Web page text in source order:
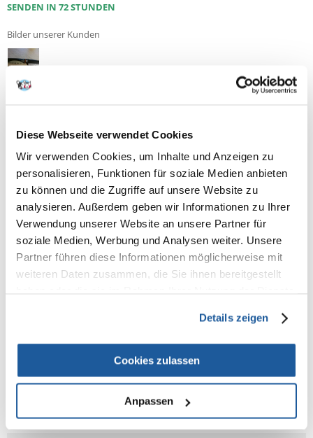
Diese Webseite verwendet Cookies
Wir verwenden Cookies, um Inhalte und Anzeigen zu
personalisieren, Funktionen für soziale Medien anbieten
zu können und die Zugriffe auf unsere Website zu
analysieren. Außerdem geben wir Informationen zu Ihrer
Verwendung unserer Website an unsere Partner für
soziale Medien, Werbung und Analysen weiter. Unsere
Partner führen diese Informationen möglicherweise mit
weiteren Daten zusammen, die Sie ihnen bereitgestellt
Details zeigen
Cookies zulassen
Anpassen
SENDEN IN 72 STUNDEN
Bilder unserer Kunden
Produktbeschreibung
Der Entwirrungskamm mit mittelstarken Zähnen ist das ideale
Werkzeug zum Entwirren und Glätten des Fells. Dank seines
Kunststoffgriffs mit Gummi-Metall-Griff ist er bequem zu benutzen.
Dieser Kamm ist sowohl für Deckhaar als auch für Unterwolle geeignet.
Pflegen Sie das schöne Aussehen Ihres Haustieres mit diesem
unverzichtbaren Accessoire.
Fellart: 1/2/3/4/5
Abmessungen: 22 cm
NEUE NACHRICHT
Fragen und Antworten (FAQ)